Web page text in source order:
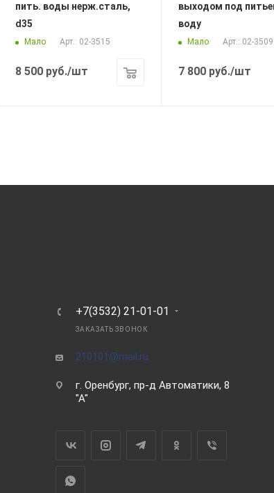
пить. воды нерж.сталь,
d35
Мало Арт.: 02-3515
8 500 руб./шт
выходом под
воду
Мало Арт.: 02-3509
7 800руб./шт
+7(3532) 21-01-01
ЗАКАЗАТЬ ЗВОНОК
210101@mail.ru
г. Оренбург, пр-д Автоматики, 8
"А"